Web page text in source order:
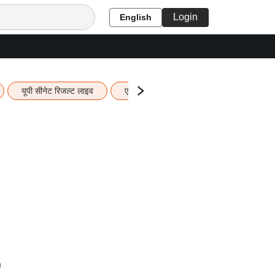
English Login
यूपी सीनेट रिजल्ट लाइव एचबीएसई 12वीं का रिजल्ट लाइव